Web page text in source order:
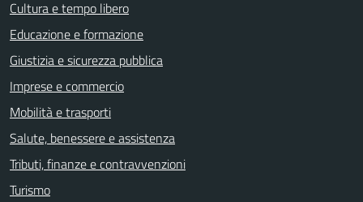
Cultura e tempo libero
Educazione e formazione
Giustizia e sicurezza pubblica
Imprese e commercio
Mobilità e trasporti
Salute, benessere e assistenza
Tributi, finanze e contravvenzioni
Turismo